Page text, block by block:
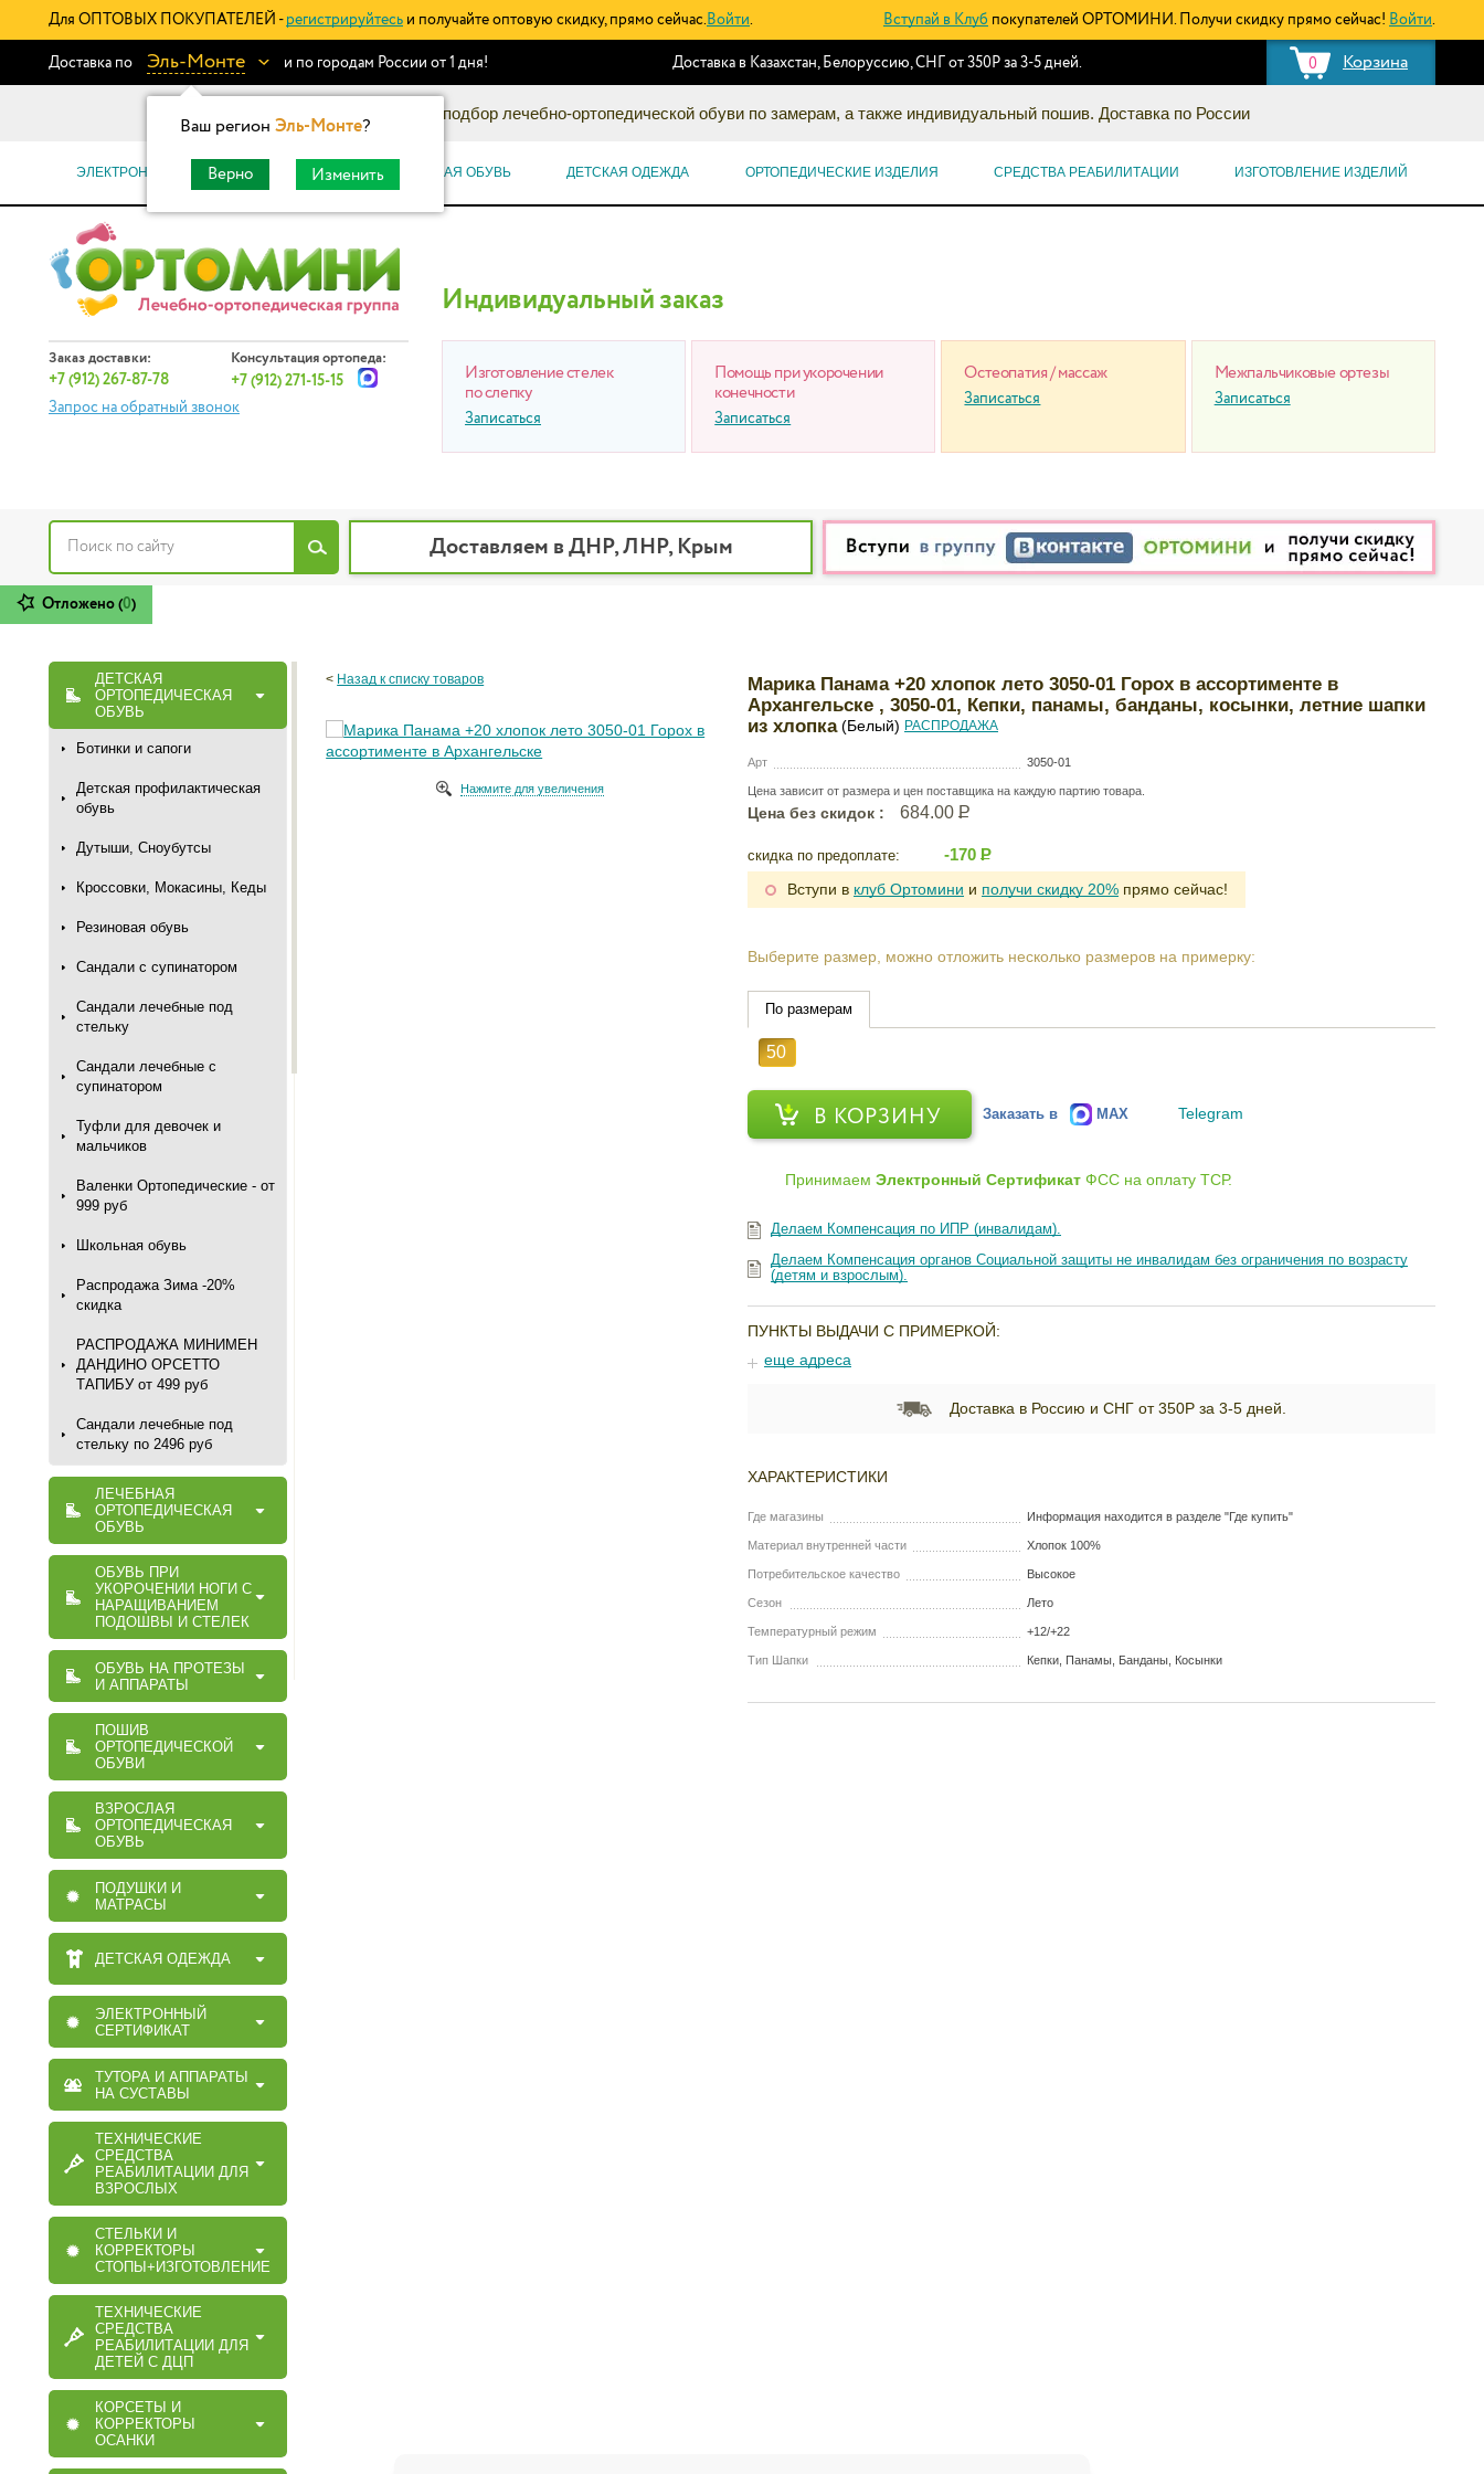
Для ОПТОВЫХ ПОКУПАТЕЛЕЙ - регистрируйтесь и получайте оптовую скидку, прямо сейчас.Войти. Вступай в Клуб покупателей ОРТОМИНИ. Получи скидку прямо сейчас! Войти.
Доставка по Эль-Монте
Ваш регион Эль-Монте?
Верно Изменить
и по городам России от 1 дня! 0 Корзина
Доставка в Казахстан, Белоруссию, СНГ от 350Р за 3-5 дней.
Информационный каталог: подбор лечебно-ортопедической обуви по замерам, а также индивидуальный пошив. Доставка по России
ЭЛЕКТРОННЫЕ СЕРТИФИКАТЫ ОРТОПЕДИЧЕСКАЯ ОБУВЬ ДЕТСКАЯ ОДЕЖДА ОРТОПЕДИЧЕСКИЕ ИЗДЕЛИЯ СРЕДСТВА РЕАБИЛИТАЦИИ ИЗГОТОВЛЕНИЕ ИЗДЕЛИЙ
Заказ доставки:
+7 (912) 267-87-78
Консультация ортопеда:
+7 (912) 271-15-15
Запрос на обратный звонок
Индивидуальный заказ
Изготовление стелек
по слепку
Записаться
Помощь при укорочении
конечности
Записаться
Остеопатия / массаж
Записаться
Межпальчиковые ортезы
Записаться
Доставляем в ДНР, ЛНР, Крым
Отложено (0)
ДЕТСКАЯ
ОРТОПЕДИЧЕСКАЯ
ОБУВЬ
Ботинки и сапоги
Детская профилактическая
обувь
Дутыши, Сноубутсы
Кроссовки, Мокасины, Кеды
Резиновая обувь
Сандали с супинатором
Сандали лечебные под
стельку
Сандали лечебные с
супинатором
Туфли для девочек и
мальчиков
Валенки Ортопедические - от
999 руб
Школьная обувь
Распродажа Зима -20%
скидка
РАСПРОДАЖА МИНИМЕН
ДАНДИНО ОРСЕТТО
ТАПИБУ от 499 руб
Сандали лечебные под
стельку по 2496 руб
ЛЕЧЕБНАЯ
ОРТОПЕДИЧЕСКАЯ
ОБУВЬ
ОБУВЬ ПРИ
УКОРОЧЕНИИ НОГИ С
НАРАЩИВАНИЕМ
ПОДОШВЫ И СТЕЛЕК
ОБУВЬ НА ПРОТЕЗЫ
И АППАРАТЫ
ПОШИВ
ОРТОПЕДИЧЕСКОЙ
ОБУВИ
ВЗРОСЛАЯ
ОРТОПЕДИЧЕСКАЯ
ОБУВЬ
ПОДУШКИ И
МАТРАСЫ
ДЕТСКАЯ ОДЕЖДА
ЭЛЕКТРОННЫЙ
СЕРТИФИКАТ
ТУТОРА И АППАРАТЫ
НА СУСТАВЫ
ТЕХНИЧЕСКИЕ
СРЕДСТВА
РЕАБИЛИТАЦИИ ДЛЯ
ВЗРОСЛЫХ
СТЕЛЬКИ И
КОРРЕКТОРЫ
СТОПЫ+ИЗГОТОВЛЕНИЕ
ТЕХНИЧЕСКИЕ
СРЕДСТВА
РЕАБИЛИТАЦИИ ДЛЯ
ДЕТЕЙ С ДЦП
КОРСЕТЫ И
КОРРЕКТОРЫ
ОСАНКИ
< Назад к списку товаров
Нажмите для увеличения
Марика Панама +20 хлопок лето 3050-01 Горох в ассортименте в
Архангельске , 3050-01, Кепки, панамы, банданы, косынки, летние шапки
из хлопка (Белый) РАСПРОДАЖА
Арт 3050-01
Цена зависит от размера и цен поставщика на каждую партию товара.
Цена без скидок : 684.00Р
скидка по предоплате: -170Р
Вступи в клуб Ортомини и получи скидку 20% прямо сейчас!
Выберите размер, можно отложить несколько размеров на примерку:
По размерам
50
В КОРЗИНУ Заказать в MAX Telegram
ПринимаемЭлектронный Сертификат ФСС на оплату ТСР.
Делаем Компенсация по ИПР (инвалидам).
Делаем Компенсация органов Социальной защиты не инвалидам без ограничения по возрасту
(детям и взрослым).
ПУНКТЫ ВЫДАЧИ С ПРИМЕРКОЙ:
еще адреса
Доставка в Россию и СНГ от 350Р за 3-5 дней.
ХАРАКТЕРИСТИКИ
Где магазины Информация находится в разделе "Где купить"
Материал внутренней части Хлопок 100%
Потребительское качество Высокое
Сезон Лето
Температурный режим +12/+22
Тип Шапки Кепки, Панамы, Банданы, Косынки